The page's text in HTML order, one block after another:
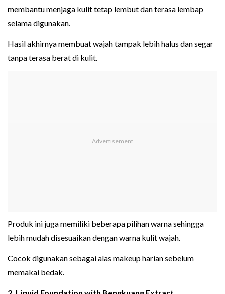
membantu menjaga kulit tetap lembut dan terasa lembap
selama digunakan.
Hasil akhirnya membuat wajah tampak lebih halus dan segar
tanpa terasa berat di kulit.
Produk ini juga memiliki beberapa pilihan warna sehingga
lebih mudah disesuaikan dengan warna kulit wajah.
Cocok digunakan sebagai alas makeup harian sebelum
memakai bedak.